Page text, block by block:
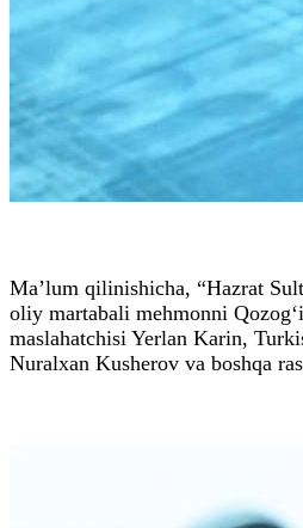
Ma’lum qilinishicha, “Hazrat
oliy martabali mehmonni
maslahatchisi Yerlan Karin,
Nuralxan Kusherov va boshqa